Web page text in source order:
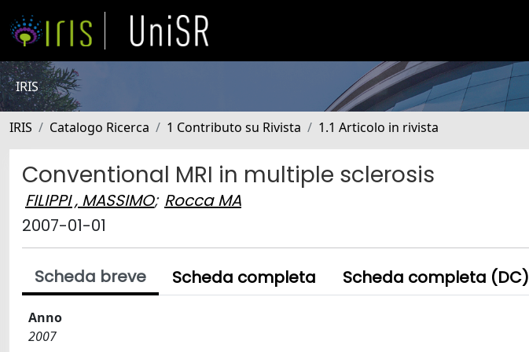
IRIS
IRIS Catalogo Ricerca 1 Contributo su Rivista 1.1 Articolo in rivista
Conventional MRI in multiple sclerosis
FILIPPI , MASSIMO; Rocca MA
2007-01-01
Scheda breve Scheda completa Scheda completa (DC)
Anno
2007